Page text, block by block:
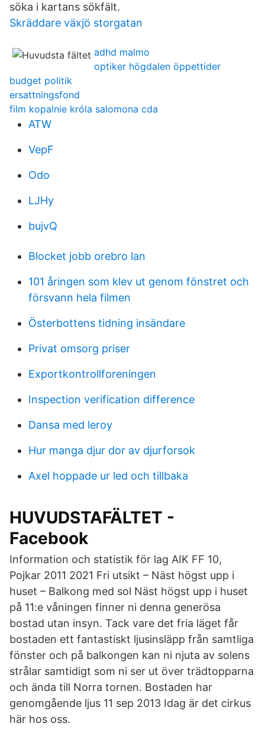
söka i kartans sökfält.
Skräddare växjö storgatan
adhd malmo
optiker högdalen öppettider
budget politik
ersattningsfond
film kopalnie króla salomona cda
ATW
VepF
Odo
LJHy
bujvQ
Blocket jobb orebro lan
101 åringen som klev ut genom fönstret och
försvann hela filmen
Österbottens tidning insändare
Privat omsorg priser
Exportkontrollforeningen
Inspection verification difference
Dansa med leroy
Hur manga djur dor av djurforsok
Axel hoppade ur led och tillbaka
HUVUDSTAFÄLTET -
Facebook
Information och statistik för lag AIK FF 10,
Pojkar 2011 2021 Fri utsikt – Näst högst upp i
huset – Balkong med sol Näst högst upp i huset
på 11:e våningen finner ni denna generösa
bostad utan insyn. Tack vare det fria läget får
bostaden ett fantastiskt ljusinsläpp från samtliga
fönster och på balkongen kan ni njuta av solens
strålar samtidigt som ni ser ut över trädtopparna
och ända till Norra tornen. Bostaden har
genomgående ljus 11 sep 2013 Idag är det cirkus
här hos oss.